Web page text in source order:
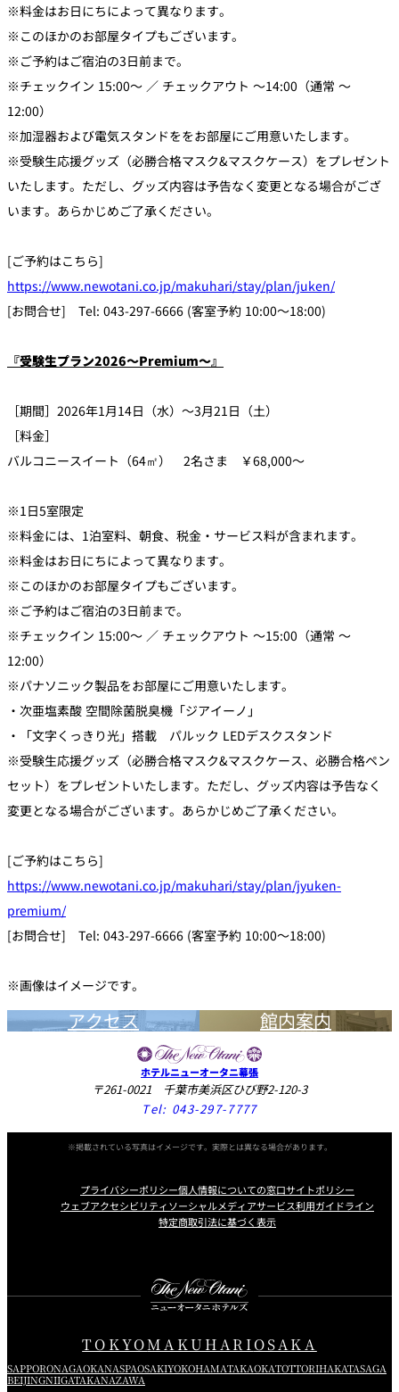
※料金はお日にちによって異なります。
※このほかのお部屋タイプもございます。
※ご予約はご宿泊の3日前まで。
※チェックイン 15:00～ ／ チェックアウト ～14:00（通常 ～
12:00）
※加湿器および電気スタンドををお部屋にご用意いたします。
※受験生応援グッズ（必勝合格マスク&マスクケース）をプレゼント
いたします。ただし、グッズ内容は予告なく変更となる場合がござ
います。あらかじめご了承ください。
[ご予約はこちら]
https://www.newotani.co.jp/makuhari/stay/plan/juken/
[お問合せ] Tel: 043-297-6666 (客室予約 10:00～18:00)
『受験生プラン2026～Premium～』
［期間］2026年1月14日（水）～3月21日（土）
［料金］
バルコニースイート（64㎡） 2名さま ￥68,000～
※1日5室限定
※料金には、1泊室料、朝食、税金・サービス料が含まれます。
※料金はお日にちによって異なります。
※このほかのお部屋タイプもございます。
※ご予約はご宿泊の3日前まで。
※チェックイン 15:00～ ／ チェックアウト ～15:00（通常 ～
12:00）
※パナソニック製品をお部屋にご用意いたします。
・次亜塩素酸 空間除菌脱臭機「ジアイーノ」
・「文字くっきり光」搭載 パルック LEDデスクスタンド
※受験生応援グッズ（必勝合格マスク&マスクケース、必勝合格ペン
セット）をプレゼントいたします。ただし、グッズ内容は予告なく
変更となる場合がございます。あらかじめご了承ください。
[ご予約はこちら]
https://www.newotani.co.jp/makuhari/stay/plan/jyuken-
premium/
[お問合せ] Tel: 043-297-6666 (客室予約 10:00～18:00)
※画像はイメージです。
アクセス 館内案内
ホテルニューオータニ幕張
〒261-0021 千葉市美浜区ひび野2-120-3
Tel: 043-297-7777
※掲載されている写真はイメージです。実際とは異なる場合があります。
プライバシーポリシー個人情報についての窓口サイトポリシー
ウェブアクセシビリティソーシャルメディアサービス利用ガイドライン
特定商取引法に基づく表示
TOKYOMAKUHARIOSAKA
SAPPORONAGAOKANASPAOSAKIYOKOHAMATAKAOKATOTTORIHAKATASAGA
BEIJINGNIIGATAKANAZAWA